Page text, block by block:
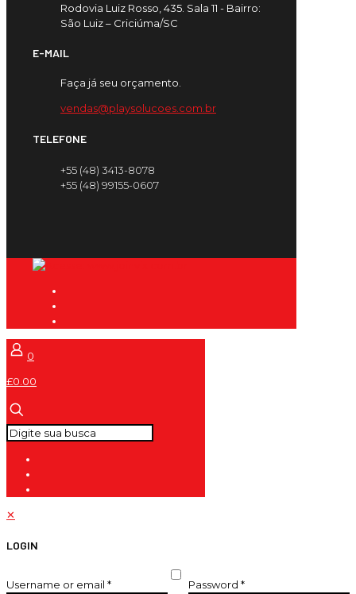
Rodovia Luiz Rosso, 435. Sala 11 - Bairro:
São Luiz – Criciúma/SC
E-MAIL
Faça já seu orçamento.
vendas@playsolucoes.com.br
TELEFONE
+55 (48) 3413-8078
+55 (48) 99155-0607
0
£0.00
✕
LOGIN
Username or email * Password *